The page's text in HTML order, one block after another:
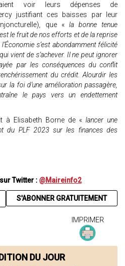
voir leurs dépenses de
justifiant ces baisses par leur
que «la bonne tenue
le fruit de nos efforts et de la reprise
s’est abondamment félicité
vient de s’achever. Il ne peut ignorer
par les conséquences du conflit
du crédit. Alourdir les
la foi d’une amélioration passagère,
le pays vers un endettement
à Elisabeth Borne de « lancer une
du PLF 2023 sur les finances des
sur Twitter : @Maireinfo2
S'ABONNER GRATUITEMENT
IMPRIMER
DU JOUR